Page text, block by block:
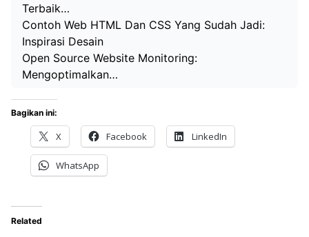
Terbaik…
Contoh Web HTML Dan CSS Yang Sudah Jadi:
Inspirasi Desain
Open Source Website Monitoring:
Mengoptimalkan…
Bagikan ini:
X Facebook LinkedIn
WhatsApp
Related